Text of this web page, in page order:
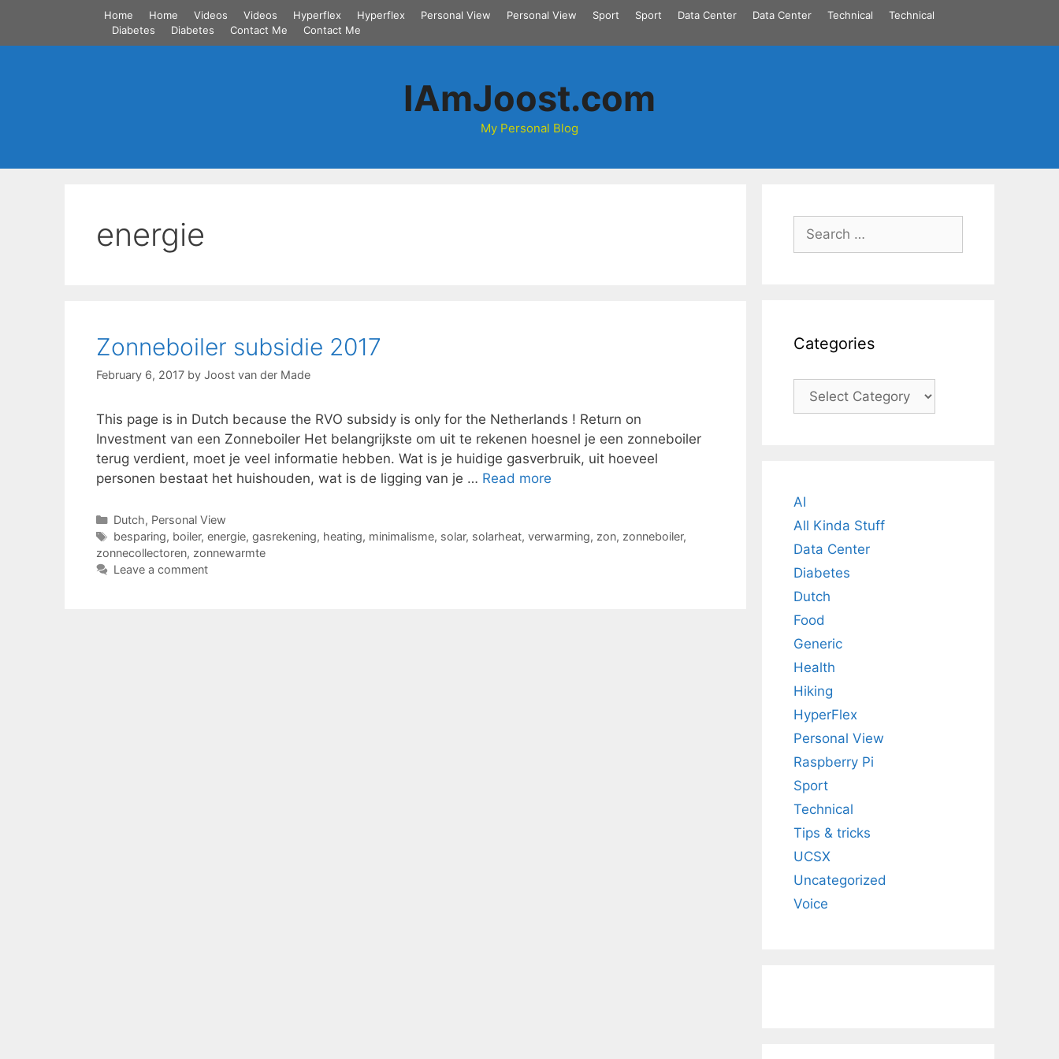
content
Home Home Videos Videos Hyperflex Hyperflex Personal View Personal View Sport Sport Data Center Data Center Technical
Technical
Diabetes
Diabetes Contact Me Contact Me
IAmJoost.com
My Personal Blog
energie
Zonneboiler subsidie 2017
February 6, 2017 by Joost van der Made
This page is in Dutch because the RVO subsidy is only for the Netherlands ! Return on
Investment van een Zonneboiler Het belangrijkste om uit te rekenen hoesnel je een zonneboiler
terug verdient, moet je veel informatie hebben. Wat is je huidige gasverbruik, uit hoeveel
personen bestaat het huishouden, wat is de ligging van je … Read more
Categories
Dutch, Personal View
Tags
besparing, boiler, energie, gasrekening, heating, minimalisme, solar, solarheat, verwarming, zon, zonneboiler,
zonnecollectoren, zonnewarmte
Leave a comment
Search
for:
Categories
Categories
AI
All Kinda Stuff
Data Center
Diabetes
Dutch
Food
Generic
Health
Hiking
HyperFlex
Personal View
Raspberry Pi
Sport
Technical
Tips & tricks
UCSX
Uncategorized
Voice